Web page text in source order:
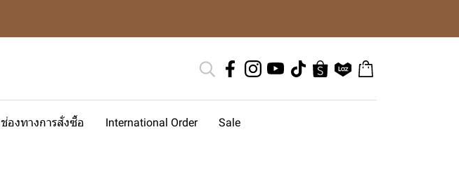
ช่องทางการสั่งซื้อ International Order Sale